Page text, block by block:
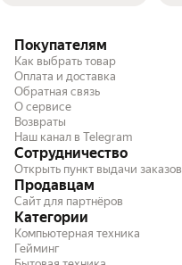
Покупателям
Как выбрать товар
Оплата и доставка
Обратная связь
О сервисе
Возвраты
Наш канал в Telegram
Сотрудничество
Открыть пункт выдачи заказов
Продавцам
Сайт для партнёров
Категории
Компьютерная техника
Гейминг